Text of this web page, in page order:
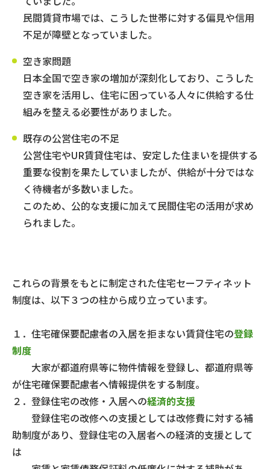
民間賃貸市場では、こうした世帯に対する偏見や信用
不足が障壁となっていました。
空き家問題
日本全国で空き家の増加が深刻化しており、こうした
空き家を活用し、住宅に困っている人々に供給する仕
組みを整える必要性がありました。
既存の公営住宅の不足
公営住宅やUR賃貸住宅は、安定した住まいを提供する
重要な役割を果たしていましたが、供給が十分ではな
く待機者が多数いました。
このため、公的な支援に加えて民間住宅の活用が求め
られました。
これらの背景をもとに制定された住宅セーフティネット
制度は、以下３つの柱から成り立っています。
１．住宅確保要配慮者の入居を拒まない賃貸住宅の登録
制度
大家が都道府県等に物件情報を登録し、都道府県等
が住宅確保要配慮者へ情報提供をする制度。
２．登録住宅の改修・入居への経済的支援
登録住宅の改修への支援としては改修費に対する補
助制度があり、登録住宅の入居者への経済的支援として
は